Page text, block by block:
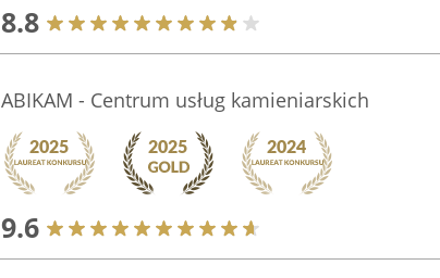
8.8
ABIKAM - Centrum usług kamieniarskich
9.6